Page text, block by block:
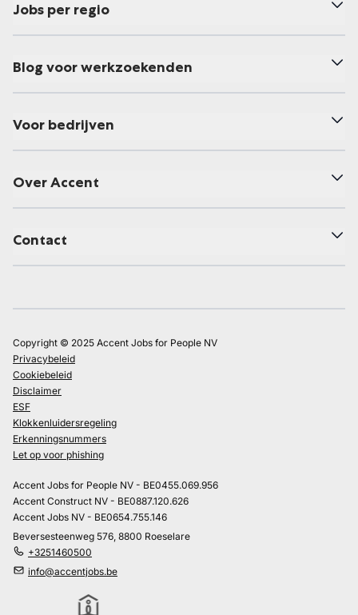
Jobs per regio
Blog voor werkzoekenden
Voor bedrijven
Over Accent
Contact
Copyright © 2025 Accent Jobs for People NV
Privacybeleid
Cookiebeleid
Disclaimer
ESF
Klokkenluidersregeling
Erkenningsnummers
Let op voor phishing
Accent Jobs for People NV - BE0455.069.956
Accent Construct NV - BE0887.120.626
Accent Jobs NV - BE0654.755.146
Beversesteenweg 576, 8800 Roeselare
+3251460500
info@accentjobs.be